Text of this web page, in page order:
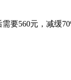
要560元，减缓